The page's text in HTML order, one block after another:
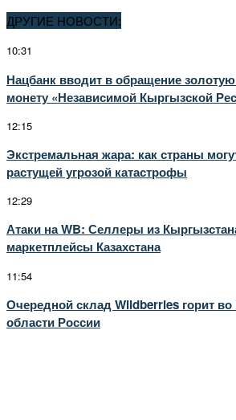
ДРУГИЕ НОВОСТИ:
10:31
Нацбанк вводит в обращение
монету «Независимой Кыргызской
12:15
Экстремальная жара: как страны
растущей угрозой катастрофы
12:29
Атаки на WB: Селлеры из
маркетплейсы Казахстана
11:54
Очередной склад Wildberries горит
области России